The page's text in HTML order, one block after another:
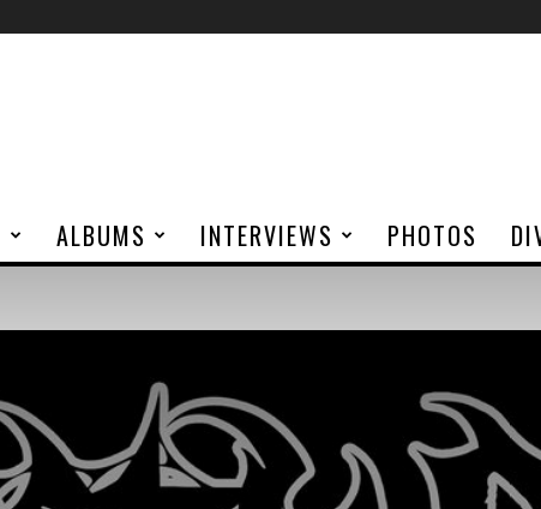
ALBUMS INTERVIEWS PHOTOS